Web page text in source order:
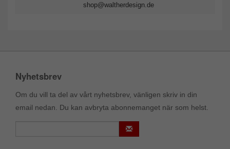
shop@waltherdesign.de
Nyhetsbrev
Om du vill ta del av vårt nyhetsbrev, vänligen skriv in din
email nedan. Du kan avbryta abonnemanget när som helst.